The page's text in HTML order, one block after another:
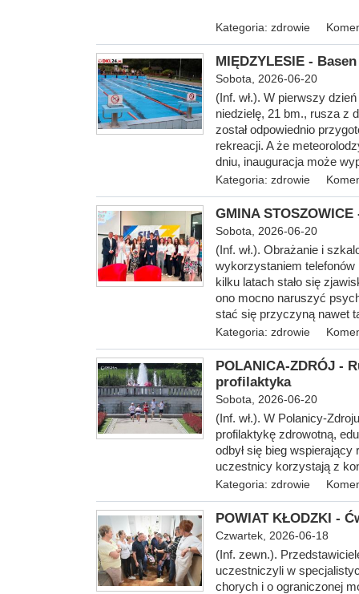
Kategoria: zdrowie
MIĘDZYLESIE -
Sobota, 2026-06-20
(Inf. wł.). W pierwszy
niedzielę, 21 bm., rusza z
został odpowiednio
rekreacji. A że
dniu, inauguracja może
Kategoria: zdrowie
GMINA
Sobota, 2026-06-20
(Inf. wł.). Obrażanie i
wykorzystaniem
kilku latach stało się
ono mocno naruszyć
stać się przyczyną nawet
Kategoria: zdrowie
POLANICA-ZDRÓJ -
profilaktyka
Sobota, 2026-06-20
(Inf. wł.). W Polanicy-
profilaktykę zdrowotną,
odbył się bieg
uczestnicy korzystają z
Kategoria: zdrowie
POWIAT KŁODZKI -
Czwartek, 2026-06-18
(Inf. zewn.).
uczestniczyli w
chorych i o ograniczonej